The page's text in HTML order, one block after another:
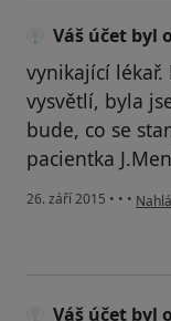
Váš účet byl
vynikající lékař.
vysvětlí, byla
bude, co se
pacientka
26. září 2015 • • •
Váš účet byl